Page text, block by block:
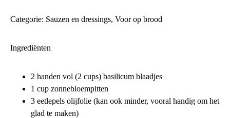
Categorie: Sauzen en dressings, Voor op brood
Ingrediënten
2 handen vol (2 cups) basilicum blaadjes
1 cup zonnebloempitten
3 eetlepels olijfolie (kan ook minder, vooral handig om het
glad te maken)